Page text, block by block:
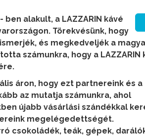
ben alakult, a LAZZARIN kávé
Törekvésünk, hogy
és megkedveljék a
számunkra, hogy a LAZZARIN
áron, hogy ezt partnereink és a
az mutatja számunkra, ahol
újabb vásárlási szándékkal
megelégedettségét.
csokoládék, teák, gépek,